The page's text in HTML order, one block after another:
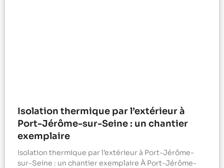
Isolation thermique par l’extérieur à
Port-Jérôme-sur-Seine : un chantier
exemplaire
Isolation thermique par l’extérieur à Port-Jérôme-
sur-Seine : un chantier exemplaire À Port-Jérôme-